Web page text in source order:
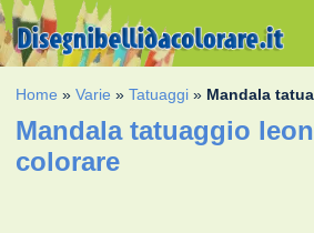
Home »Varie »Tatuaggi » Mandala
Mandala tatuaggio
colorare